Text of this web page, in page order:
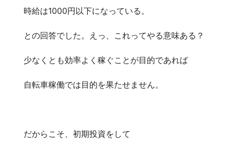
時給は1000円以下になっている。
との回答でした。えっ、これってやる意味ある？
少なくとも効率よく稼ぐことが目的であれば
自転車稼働では目的を果たせません。
だからこそ、初期投資をして